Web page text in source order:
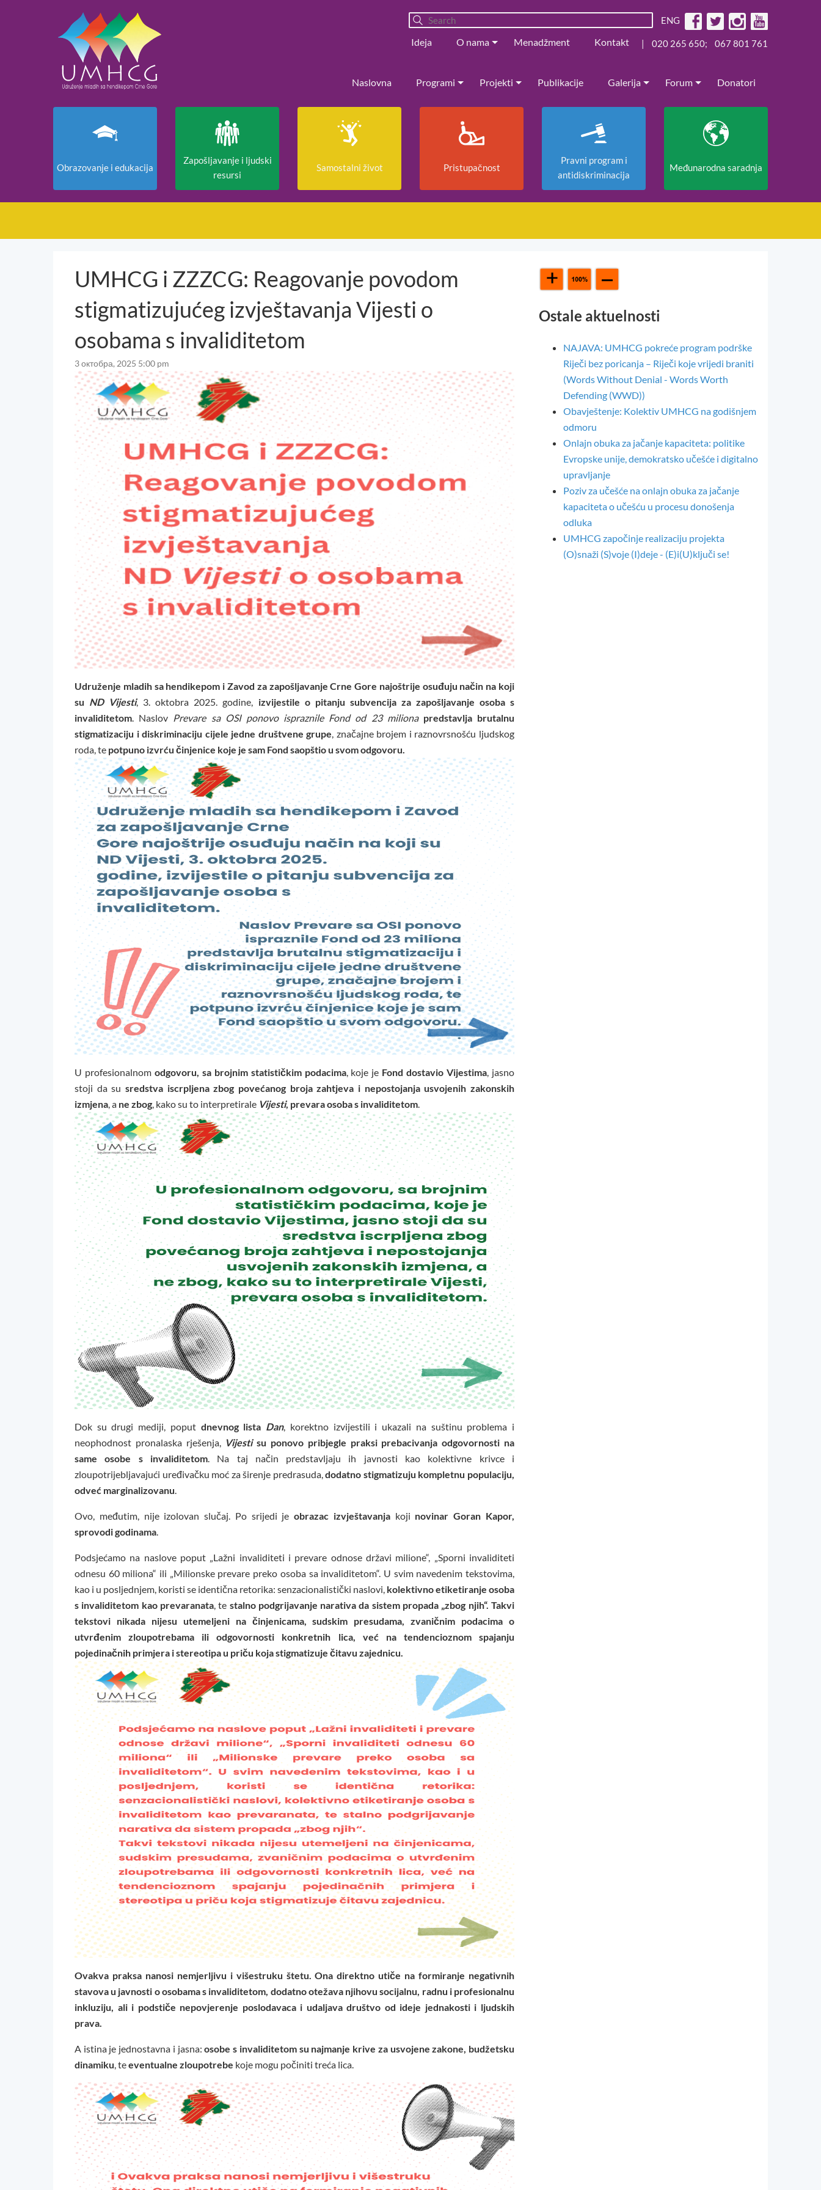
ENG
Ideja O nama Menadžment Kontakt | 020 265 650; 067 801 761
Naslovna Programi Projekti Publikacije Galerija Forum Donatori
Obrazovanje i edukacija
Zapošljavanje i ljudski
resursi
Samostalni život Pristupačnost
Pravni program i
antidiskriminacija
Međunarodna saradnja
UMHCG i ZZZCG: Reagovanje povodom
stigmatizujućeg izvještavanja Vijesti o
osobama s invaliditetom
3 октобра, 2025 5:00 pm
Udruženje mladih sa hendikepom i Zavod za zapošljavanje Crne Gore najoštrije osuđuju način na koji
su ND Vijesti, 3. oktobra 2025. godine, izvijestile o pitanju subvencija za zapošljavanje osoba s
invaliditetom. Naslov Prevare sa OSI ponovo ispraznile Fond od 23 miliona predstavlja brutalnu
stigmatizaciju i diskriminaciju cijele jedne društvene grupe, značajne brojem i raznovrsnošću ljudskog
roda, te potpuno izvrću činjenice koje je sam Fond saopštio u svom odgovoru.
U profesionalnom odgovoru, sa brojnim statističkim podacima, koje je Fond dostavio Vijestima, jasno
stoji da su sredstva iscrpljena zbog povećanog broja zahtjeva i nepostojanja usvojenih zakonskih
izmjena, a ne zbog, kako su to interpretirale Vijesti, prevara osoba s invaliditetom.
Dok su drugi mediji, poput dnevnog lista Dan, korektno izvijestili i ukazali na suštinu problema i
neophodnost pronalaska rješenja, Vijestisu ponovo pribjegle praksi prebacivanja odgovornosti na
same osobe s invaliditetom. Na taj način predstavljaju ih javnosti kao kolektivne krivce i
zloupotrijebljavajući uređivačku moć za širenje predrasuda,dodatno stigmatizuju kompletnu populaciju,
odveć marginalizovanu.
Ovo, međutim, nije izolovan slučaj. Po srijedi jeobrazac izvještavanjakoji novinar Goran Kapor,
sprovodi godinama.
Podsjećamo na naslove poput „Lažni invaliditeti i prevare odnose državi milione“, „Sporni invaliditeti
odnesu 60 miliona“ ili „Milionske prevare preko osoba sa invaliditetom“. U svim navedenim tekstovima,
kao i u posljednjem, koristi se identična retorika: senzacionalistički naslovi, kolektivno etiketiranje osoba
s invaliditetom kao prevaranata, te stalno podgrijavanje narativa da sistem propada „zbog njih“. Takvi
tekstovi nikada nijesu utemeljeni na činjenicama, sudskim presudama, zvaničnim podacima o
utvrđenim zloupotrebama ili odgovornosti konkretnih lica, već na tendencioznom spajanju
pojedinačnih primjera i stereotipa u priču koja stigmatizuje čitavu zajednicu.
Ovakva praksa nanosi nemjerljivu i višestruku štetu. Ona direktno utiče na formiranje negativnih
stavova u javnosti o osobama s invaliditetom, dodatno otežava njihovu socijalnu, radnu i profesionalnu
inkluziju, ali i podstiče nepovjerenje poslodavaca i udaljava društvo od ideje jednakosti i ljudskih
prava.
A istina je jednostavna i jasna:osobe s invaliditetom su najmanje krive za usvojene zakone, budžetsku
dinamiku, teeventualne zloupotrebe koje mogu počiniti treća lica.
Ostale aktuelnosti
NAJAVA: UMHCG pokreće program podrške
Riječi bez poricanja – Riječi koje vrijedi braniti
(Words Without Denial - Words Worth
Defending (WWD))
Obavještenje: Kolektiv UMHCG na godišnjem
odmoru
Onlajn obuka za jačanje kapaciteta: politike
Evropske unije, demokratsko učešće i digitalno
upravljanje
Poziv za učešće na onlajn obuka za jačanje
kapaciteta o učešću u procesu donošenja
odluka
UMHCG započinje realizaciju projekta
(O)snaži (S)voje (I)deje - (E)i(U)ključi se!